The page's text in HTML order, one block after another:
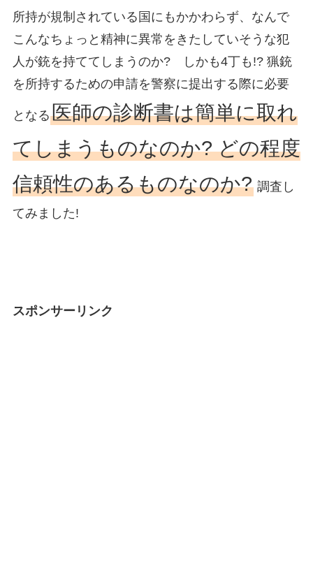
所持が規制されている国にもかかわらず、なんで
こんなちょっと精神に異常をきたしていそうな犯
人が銃を持ててしまうのか? しかも4丁も!? 猟銃
を所持するための申請を警察に提出する際に必要
となる医師の診断書は簡単に取れ
てしまうものなのか? どの程度
信頼性のあるものなのか?調査し
てみました!
スポンサーリンク